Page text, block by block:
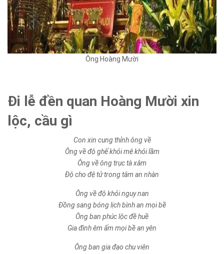
Ông Hoàng Mười
Đi lễ đền quan Hoàng Mười xin
lộc, cầu gì
Con xin cung thỉnh ông về
Ông về độ ghế khỏi mê khỏi lầm
Ông về ông trục tà xâm
Độ cho đệ tử trong tâm an nhàn
Ông về độ khỏi nguy nan
Đồng sang bóng lịch bình an mọi bề
Ông ban phúc lộc đề huề
Gia đình êm ấm mọi bề an yên
Ông ban gia đạo chu viên